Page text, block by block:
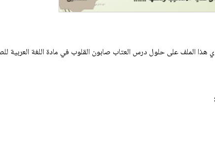
هذا الملف على حلول درس العتاب صابون القلوب في مادة اللغة العربية